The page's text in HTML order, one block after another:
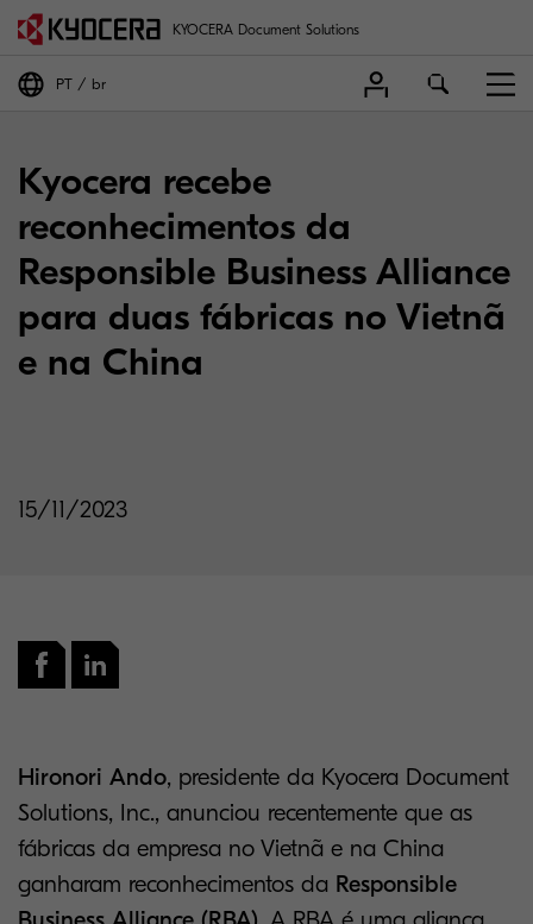
KYOCERA Document Solutions
PT br
Kyocera recebe
reconhecimentos da
Responsible Business Alliance
para duas fábricas no Vietnã
e na China
15/11/2023
Hironori Ando, ​​presidente da Kyocera Document
Solutions, Inc., anunciou recentemente que as
fábricas da empresa no Vietnã e na China
ganharam reconhecimentos da Responsible